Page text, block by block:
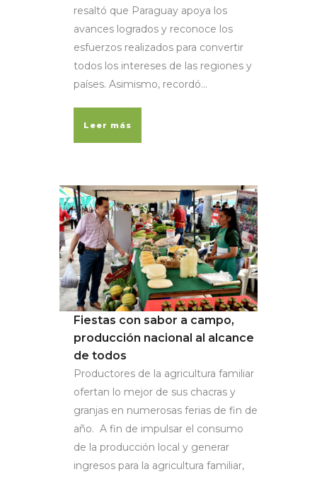
resaltó que Paraguay apoya los
avances logrados y reconoce los
esfuerzos realizados para convertir
todos los intereses de las regiones y
países. Asimismo, recordó...
Leer más
Fiestas con sabor a campo,
producción nacional al alcance
de todos
Productores de la agricultura familiar
ofertan lo mejor de sus chacras y
granjas en numerosas ferias de fin de
año. A fin de impulsar el consumo
de la producción local y generar
ingresos para la agricultura familiar,